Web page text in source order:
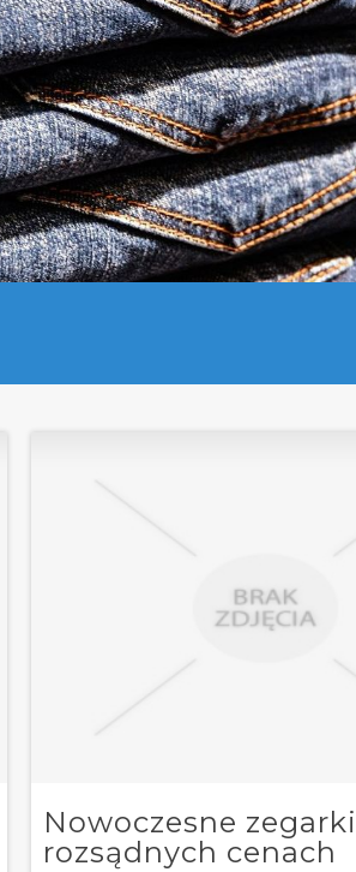
Nowoczesne
rozsądnych cenach